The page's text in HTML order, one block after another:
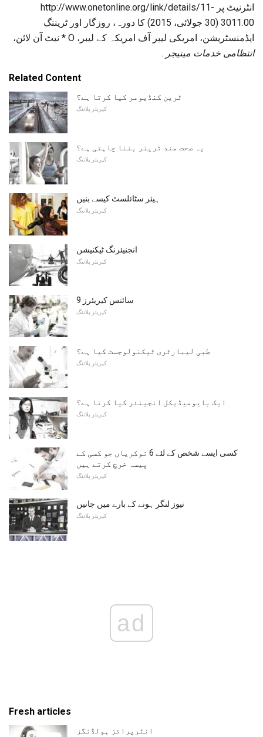
انٹرنیٹ پر http://www.onetonline.org/link/details/11-
3011.00 (30 جولائی، 2015) کا دورہ، روزگار اور ٹریننگ
ایڈمنسٹریشن، امریکی لیبر آف امریکہ کے لیبر، O * نیٹ آن لائن،
انتظامی خدمات مینیجر .
Related Content
ٹرین کنڈیومر کیا کرتا ہے؟
کیریئر پلاننگ
یہ صحت مند ٹرینر بننا چاہتی ہے؟
کیریئر پلاننگ
ہیئر سٹائلسٹ کیسے بنیں
کیریئر پلاننگ
انجنیئرنگ ٹیکنیشن
کیریئر پلاننگ
9 سائنس کیریئرز
کیریئر پلاننگ
طبی لیبارٹری ٹیکنولوجسٹ کیا ہے؟
کیریئر پلاننگ
ایک بایومیڈیکل انجینئر کیا کرتا ہے؟
کیریئر پلاننگ
کسی ایسے شخص کے لئے 6 نوکریاں جو کسی کے
پیسہ خرچ کرتے ہیں
کیریئر پلاننگ
نیوز لنگر ہونے کے بارے میں جانیں
کیریئر پلاننگ
ad
Fresh articles
انٹرپرائز ہولڈنگز